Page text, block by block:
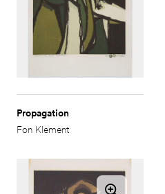
Propagation
Fon Klement